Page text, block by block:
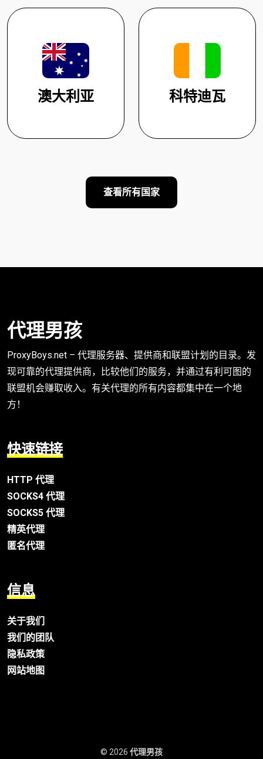
澳大利亚 科特迪瓦
查看所有国家
代理男孩
ProxyBoys.net – 代理服务器、提供商和联盟计划的目录。发
现可靠的代理提供商，比较他们的服务，并通过有利可图的
联盟机会赚取收入。有关代理的所有内容都集中在一个地
方！
快速链接
HTTP 代理
SOCKS4 代理
SOCKS5 代理
精英代理
匿名代理
信息
关于我们
我们的团队
隐私政策
网站地图
© 2026 代理男孩